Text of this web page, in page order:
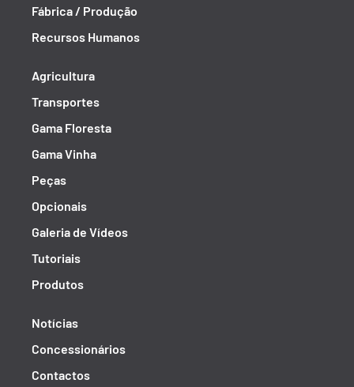
Fábrica / Produção
Recursos Humanos
Agricultura
Transportes
Gama Floresta
Gama Vinha
Peças
Opcionais
Galeria de Vídeos
Tutoriais
Produtos
Notícias
Concessionários
Contactos